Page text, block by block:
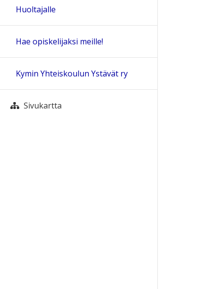
Huoltajalle
Hae opiskelijaksi meille!
Kymin Yhteiskoulun Ystävät ry
Sivukartta